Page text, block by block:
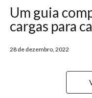
Um guia
cargas para
28 de dezembro, 2022